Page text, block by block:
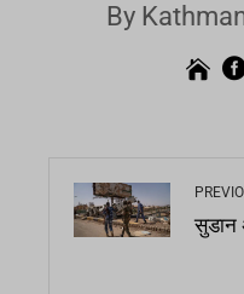
By
सुडान